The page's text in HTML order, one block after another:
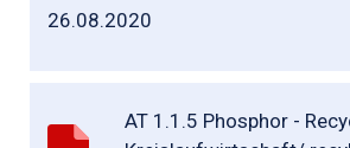
26.08.2020
AT 1.1.5 Phosphor -